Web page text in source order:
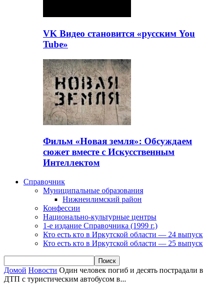
VK Видео становится «русским You
Tube»
Фильм «Новая земля»: Обсуждаем
сюжет вместе с Искусственным
Интеллектом
Справочник
Муниципальные образования
Нижнеилимский район
Конфессии
Национально-культурные центры
1-е издание Справочника (1999 г.)
Кто есть кто в Иркутской области — 24 выпуск
Кто есть кто в Иркутской области — 25 выпуск
Домой Новости Один человек погиб и десять пострадали в
ДТП с туристическим автобусом в...